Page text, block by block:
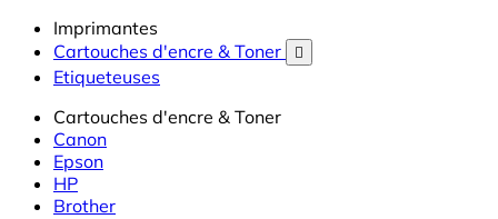
Imprimantes
Cartouches d'encre & Toner

Etiqueteuses
Cartouches d'encre & Toner
Canon
Epson
HP
Brother